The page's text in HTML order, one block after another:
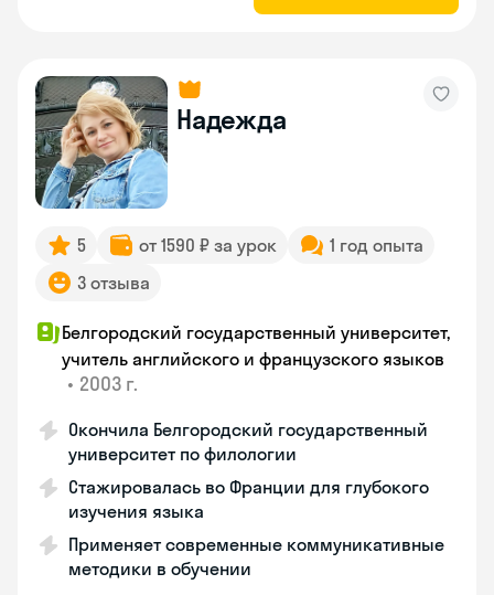
Надежда
5 от 1590 ₽ за урок
1 год опыта
3 отзыва
Белгородский государственный университет,
учитель английского и французского языков
• 2003 г.
Окончила Белгородский государственный
университет по филологии
Стажировалась во Франции для глубокого
изучения языка
Применяет современные коммуникативные
методики в обучении